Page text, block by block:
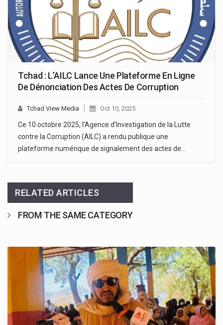
Tchad : L’AILC Lance Une Plateforme En Ligne
De Dénonciation Des Actes De Corruption
Tchad View Media Oct 10, 2025
Ce 10 octobre 2025, l’Agence d’Investigation de la Lutte
contre la Corruption (AILC) a rendu publique une
plateforme numérique de signalement des actes de…
RELATED ARTICLES
FROM THE SAME CATEGORY